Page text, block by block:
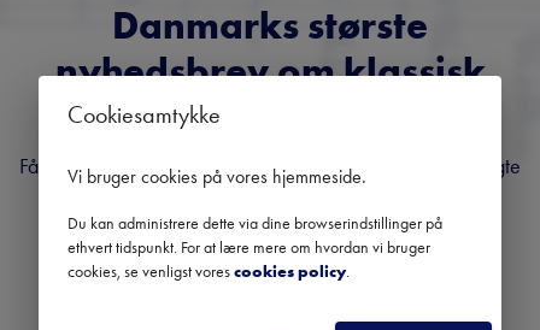
Danmarks største
nyhedsbrev om klassisk
musik
Få overblik over kommende koncerter, festivaler og udvalgte
Cookiesamtykke
Vi bruger cookies på vores hjemmeside.
Du kan administrere dette via dine browserindstillinger på
ethvert tidspunkt. For at lære mere om hvordan vi bruger
cookies, se venligst vorescookies policy.